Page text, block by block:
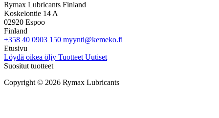
Rymax Lubricants Finland
Koskelontie 14 A
02920 Espoo
Finland
+358 40 0903 150 myynti@kemeko.fi
Etusivu
Löydä oikea öljy Tuotteet Uutiset
Suositut tuotteet
Copyright © 2026 Rymax Lubricants